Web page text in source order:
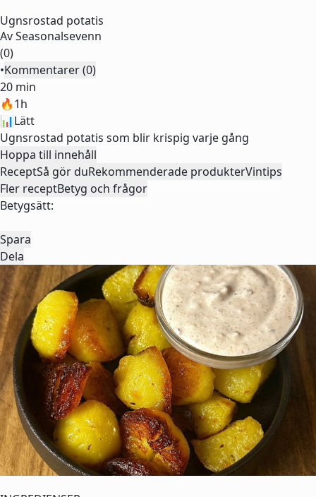
Ugnsrostad potatis
AvSeasonalsevenn
(0)
•Kommentarer (0)
20 min
🔥1h
📊Lätt
Ugnsrostad potatis som blir krispig varje gång
Hoppa till innehåll
ReceptSå gör duRekommenderade produkterVintips
Fler receptBetyg och frågor
Betygsätt:
Spara
Dela